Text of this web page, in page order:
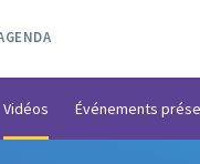
Vidéos Événements